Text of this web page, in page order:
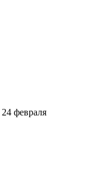
24 февраля